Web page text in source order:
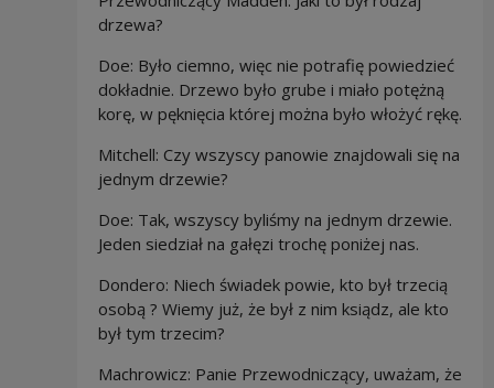
drzewa?
Doe: Było ciemno, więc nie potrafię powiedzieć
dokładnie. Drzewo było grube i miało potężną
korę, w pęknięcia której można było włożyć rękę.
Mitchell: Czy wszyscy panowie znajdowali się na
jednym drzewie?
Doe: Tak, wszyscy byliśmy na jednym drzewie.
Jeden siedział na gałęzi trochę poniżej nas.
Dondero: Niech świadek powie, kto był trzecią
osobą ? Wiemy już, że był z nim ksiądz, ale kto
był tym trzecim?
Machrowicz: Panie Przewodniczący, uważam, że